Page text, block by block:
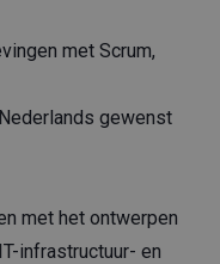
met Scrum,
gewenst
met het ontwerpen
infrastructuur- en